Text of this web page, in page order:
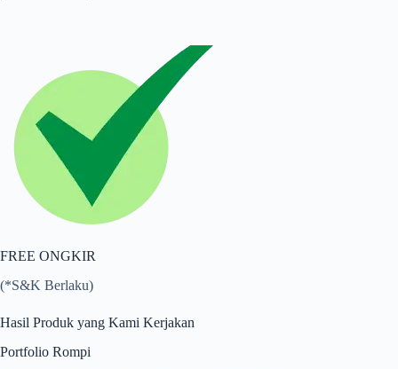
FREE ONGKIR
(*S&K Berlaku)
Hasil Produk yang Kami Kerjakan
Portfolio Rompi